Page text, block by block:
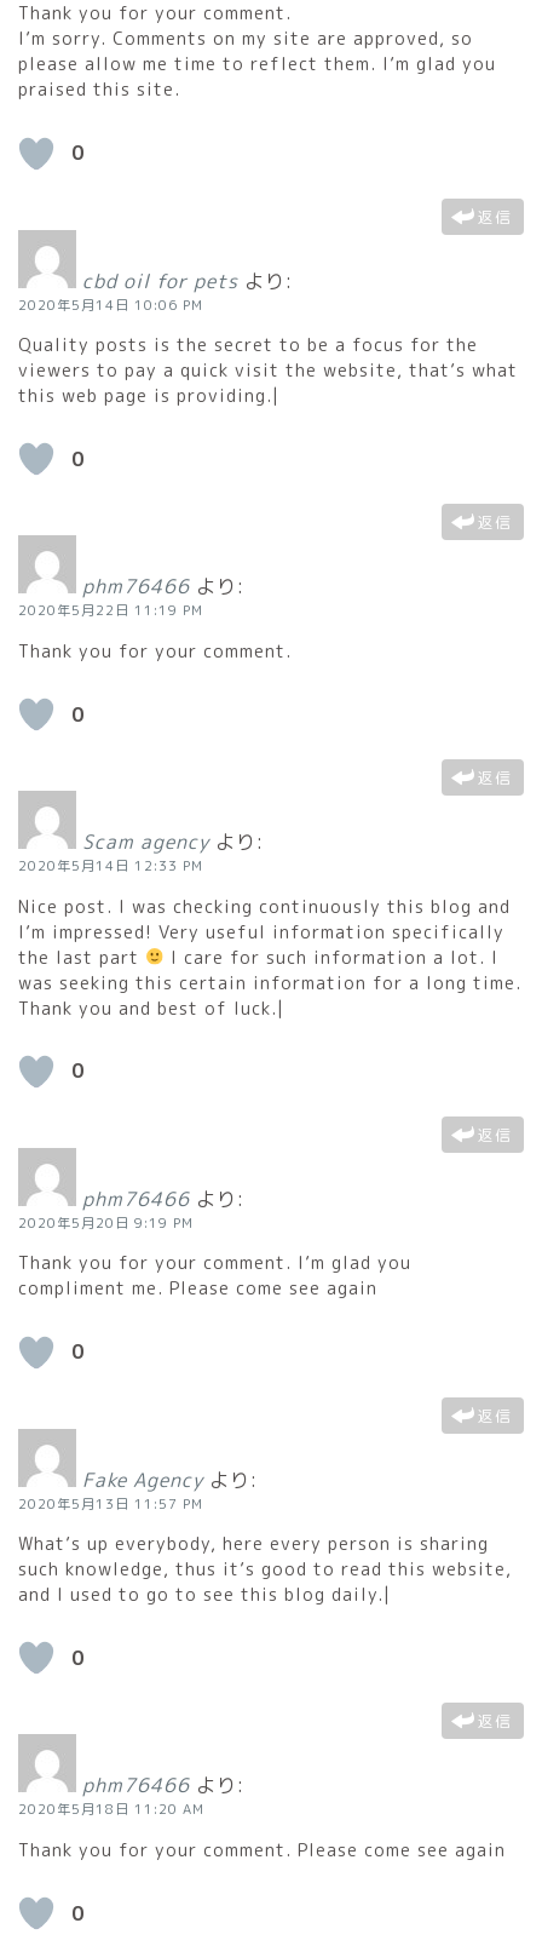
Thank you for your comment.
I’m sorry. Comments on my site are approved, so
please allow me time to reflect them. I’m glad you
praised this site.
0
返信
cbd oil for pets より:
2020年5月14日 10:06 PM
Quality posts is the secret to be a focus for the
viewers to pay a quick visit the website, that’s what
this web page is providing.|
0
返信
phm76466 より:
2020年5月22日 11:19 PM
Thank you for your comment.
0
返信
Scam agency より:
2020年5月14日 12:33 PM
Nice post. I was checking continuously this blog and
I’m impressed! Very useful information specifically
the last part
I care for such information a lot. I
was seeking this certain information for a long time.
Thank you and best of luck.|
0
返信
phm76466 より:
2020年5月20日 9:19 PM
Thank you for your comment. I’m glad you
compliment me. Please come see again
0
返信
Fake Agency より:
2020年5月13日 11:57 PM
What’s up everybody, here every person is sharing
such knowledge, thus it’s good to read this website,
and I used to go to see this blog daily.|
0
返信
phm76466 より:
2020年5月18日 11:20 AM
Thank you for your comment. Please come see again
0